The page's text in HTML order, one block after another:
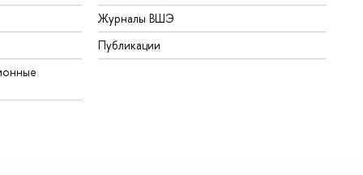
Журналы ВШЭ
Публикации